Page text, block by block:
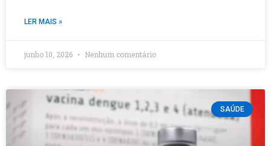
LER MAIS »
junho 10, 2026 Nenhum comentário
SAÚDE